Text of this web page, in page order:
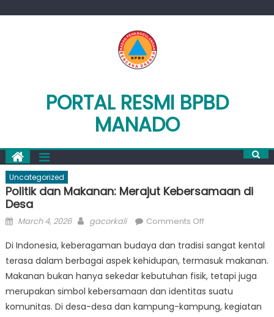
PORTAL RESMI BPBD
MANADO
Uncategorized
Politik dan Makanan: Merajut Kebersamaan di
Desa
Posted
March 4, 2026 Author
gacorkali Comments Offon
dan
Makanan:
Merajut
Kebersamaan
di
Di Indonesia, keberagaman budaya dan tradisi sangat kental
terasa dalam berbagai aspek kehidupan, termasuk makanan.
Makanan bukan hanya sekedar kebutuhan fisik, tetapi juga
merupakan simbol kebersamaan dan identitas suatu
komunitas. Di desa-desa dan kampung-kampung, kegiatan